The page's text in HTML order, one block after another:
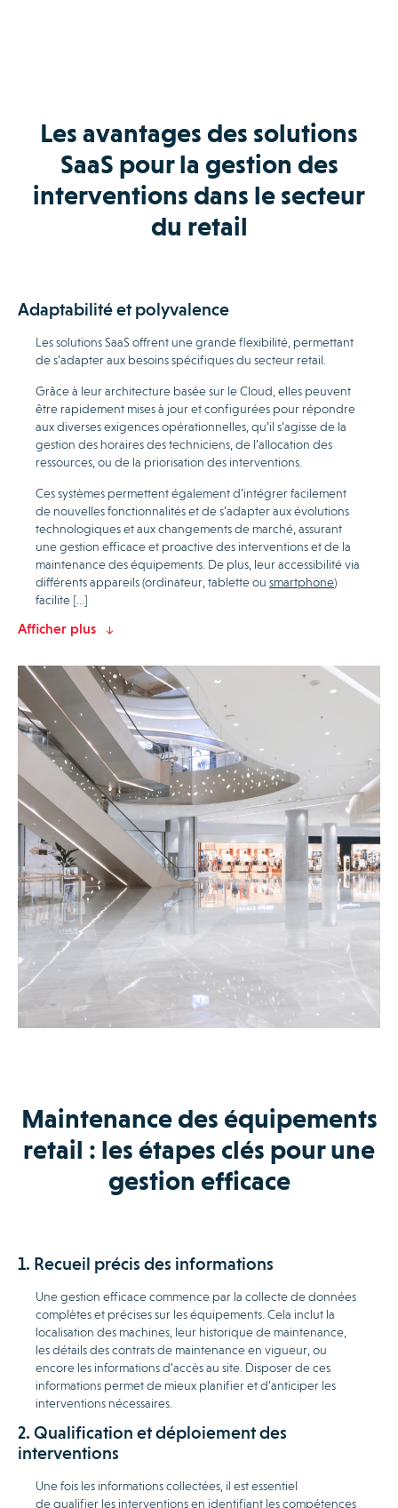
Les avantages des solutions
SaaS pour la gestion des
interventions dans le secteur
du retail
Adaptabilité et polyvalence
Les solutions SaaS offrent une grande flexibilité, permettant
de s’adapter aux besoins spécifiques du secteur retail.
Grâce à leur architecture basée sur le Cloud, elles peuvent
être rapidement mises à jour et configurées pour répondre
aux diverses exigences opérationnelles, qu’il s’agisse de la
gestion des horaires des techniciens, de l’allocation des
ressources, ou de la priorisation des interventions.
Ces systèmes permettent également d’intégrer facilement
de nouvelles fonctionnalités et de s’adapter aux évolutions
technologiques et aux changements de marché, assurant
une gestion efficace et proactive des interventions et de la
maintenance des équipements. De plus, leur accessibilité via
différents appareils (ordinateur, tablette ou smartphone)
facilite […]
Afficher plus
Maintenance des équipements
retail : les étapes clés pour une
gestion efficace
1. Recueil précis des informations
Une gestion efficace commence par la collecte de données
complètes et précises sur les équipements. Cela inclut la
localisation des machines, leur historique de maintenance,
les détails des contrats de maintenance en vigueur, ou
encore les informations d’accès au site. Disposer de ces
informations permet de mieux planifier et d’anticiper les
interventions nécessaires.
2. Qualification et déploiement des
interventions
Une fois les informations collectées, il est essentiel
de qualifier les interventions en identifiant les compétences